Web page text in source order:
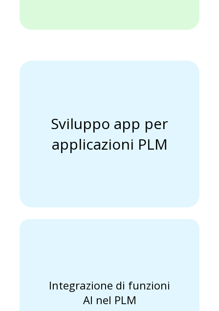
Sviluppo app per
applicazioni PLM
Integrazione di funzioni
AI nel PLM